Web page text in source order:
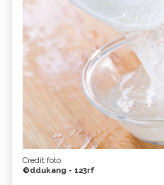
Credit foto
©ddukang - 123rf